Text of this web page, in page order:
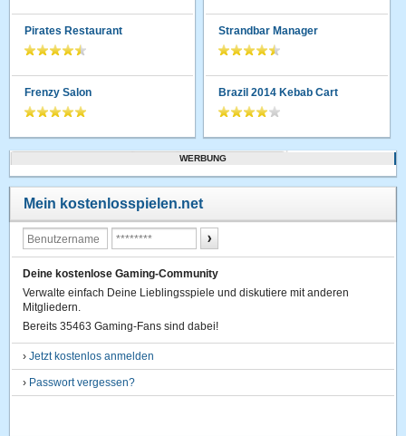
Pirates Restaurant
Frenzy Salon
Strandbar Manager
Brazil 2014 Kebab Cart
WERBUNG
Mein kostenlosspielen.net
Deine kostenlose Gaming-Community
Verwalte einfach Deine Lieblingsspiele und diskutiere mit anderen
Mitgliedern.
Bereits 35463 Gaming-Fans sind dabei!
›Jetzt kostenlos anmelden
› Passwort vergessen?